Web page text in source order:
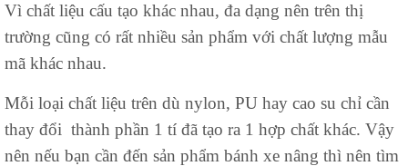
Vì chất liệu cấu tạo khác nhau, đa dạng nên trên thị
trường cũng có rất nhiều sản phẩm với chất lượng mẫu
mã khác nhau.
Mỗi loại chất liệu trên dù nylon, PU hay cao su chỉ cần
thay đổi thành phần 1 tí đã tạo ra 1 hợp chất khác. Vậy
nên nếu bạn cần đến sản phẩm bánh xe nâng thì nên tìm